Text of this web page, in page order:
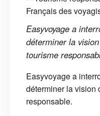
Easyvoyage a
déterminer la
tourisme
Easyvoyage a
déterminer la vision
responsable.